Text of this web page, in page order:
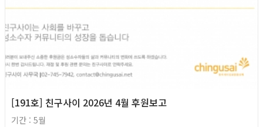
[191호] 친구사이 2026년 4월 후원보고
기간 : 5월